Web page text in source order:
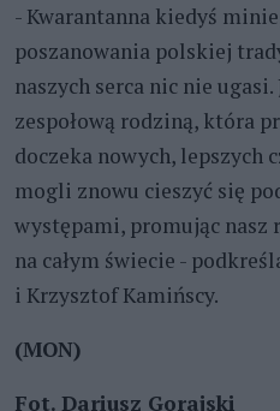
- Kwarantanna kiedyś
poszanowania polskiej
naszych serca nic nie
zespołową rodziną, która
doczeka nowych, lepszych
mogli znowu cieszyć się
występami, promując nasz
na całym świecie -
i Krzysztof Kamińscy.
(MON)
Fot. Dariusz Gorajski